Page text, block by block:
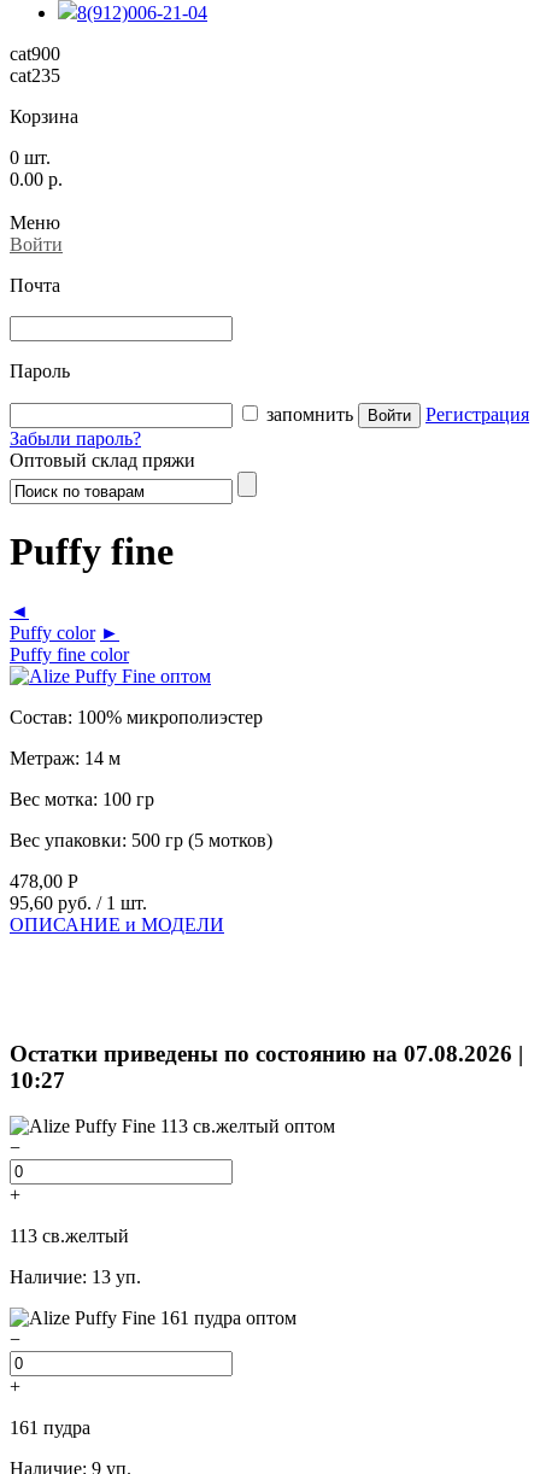
8(912)006-21-04
cat900
cat235
Корзина
0 шт.
0.00 р.
Меню
Войти
Почта
Пароль
запомнить
Регистрация
Забыли пароль?
Оптовый склад пряжи
Puffy fine
◄
Puffy color ►
Puffy fine color
Состав: 100% микрополиэстер
Метраж: 14 м
Вес мотка: 100 гр
Вес упаковки: 500 гр (5 мотков)
478,00 Р
95,60 руб. / 1 шт.
ОПИСАНИЕ и МОДЕЛИ
Остатки приведены по состоянию на 07.08.2026 |
10:27
−
+
113 св.желтый
Наличие: 13 уп.
−
+
161 пудра
Наличие: 9 уп.